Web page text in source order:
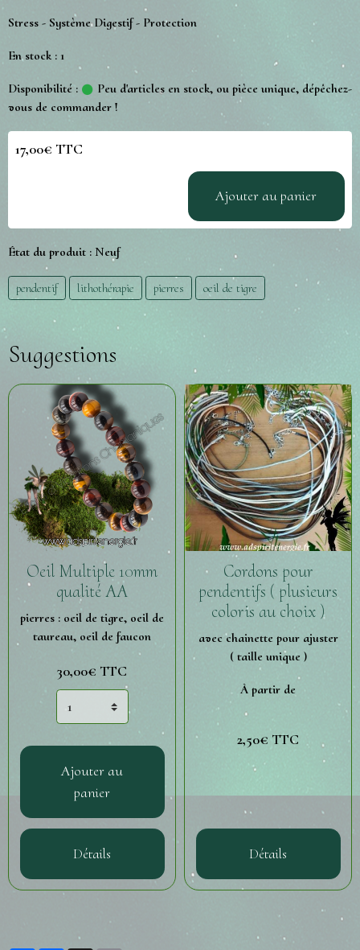
Stress - Système Digestif - Protection
En stock : 1
Disponibilité :
Peu d'articles en stock, ou pièce unique, dépêchez-
vous de commander !
17,00€ TTC
Ajouter au panier
État du produit : Neuf
pendentif lithothérapie pierres oeil de tigre
Suggestions
Oeil Multiple 10mm
qualité AA
pierres : oeil de tigre, oeil de
taureau, oeil de faucon
30,00€ TTC
Ajouter au
panier
Détails
Cordons pour
pendentifs ( plusieurs
coloris au choix )
avec chainette pour ajuster
( taille unique )
À partir de
2,50€ TTC
Détails